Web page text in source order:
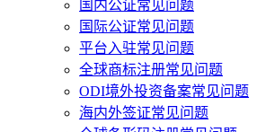
国内公证常见问题
国际公证常见问题
平台入驻常见问题
全球商标注册常见问题
ODI境外投资备案常见问题
海内外签证常见问题